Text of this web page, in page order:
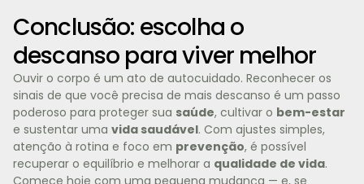
Conclusão: escolha o
descanso para viver melhor
Ouvir o corpo é um ato de autocuidado. Reconhecer os
sinais de que você precisa de mais descanso é um passo
poderoso para proteger sua saúde, cultivar o bem-estar
e sustentar uma vida saudável. Com ajustes simples,
atenção à rotina e foco em prevenção, é possível
recuperar o equilíbrio e melhorar a qualidade de vida.
Comece hoje com uma pequena mudança — e, se